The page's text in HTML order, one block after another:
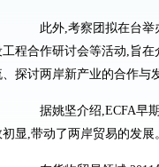
此外,考察团拟在台举
工程合作研讨会等活动,旨
、探讨两岸新产业的合作与
据姚坚介绍,ECFA早期
初显,带动了两岸贸易的发展